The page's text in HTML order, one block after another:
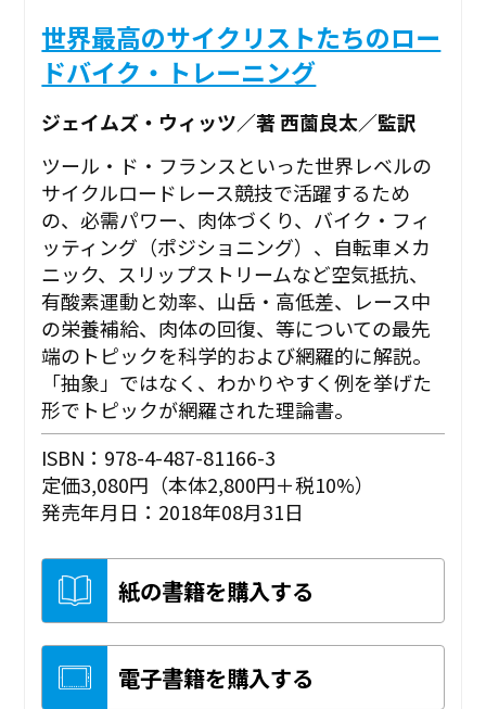
世界最高のサイクリストたちのロー
ドバイク・トレーニング
ジェイムズ・ウィッツ／著 西薗良太／監訳
ツール・ド・フランスといった世界レベルの
サイクルロードレース競技で活躍するため
の、必需パワー、肉体づくり、バイク・フィ
ッティング（ポジショニング）、自転車メカ
ニック、スリップストリームなど空気抵抗、
有酸素運動と効率、山岳・高低差、レース中
の栄養補給、肉体の回復、等についての最先
端のトピックを科学的および網羅的に解説。
「抽象」ではなく、わかりやすく例を挙げた
形でトピックが網羅された理論書。
ISBN：978-4-487-81166-3
定価3,080円（本体2,800円＋税10%）
発売年月日：2018年08月31日
紙の書籍を購入する
電子書籍を購入する